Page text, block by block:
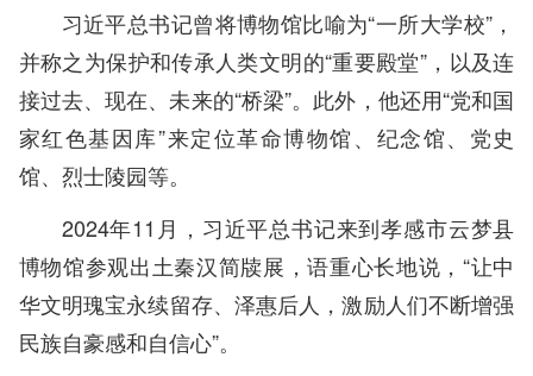
习近平总书记曾将博物馆比喻为“一所大学校”，
并称之为保护和传承人类文明的“重要殿堂”，以及连
接过去、现在、未来的“桥梁”。此外，他还用“党和国
家红色基因库”来定位革命博物馆、纪念馆、党史
馆、烈士陵园等。
2024年11月，习近平总书记来到孝感市云梦县
博物馆参观出土秦汉简牍展，语重心长地说，“让中
华文明瑰宝永续留存、泽惠后人，激励人们不断增强
民族自豪感和自信心”。